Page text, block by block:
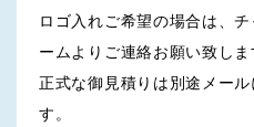
ロゴ入れご希望の場合は、
ームよりご連絡お願い致しま
正式な御見積りは別途メー
す。